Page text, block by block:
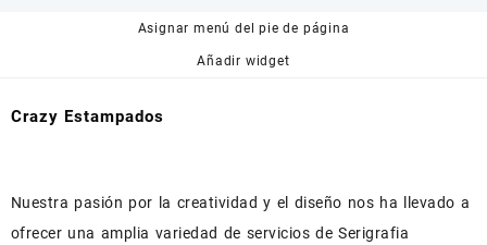
Asignar menú del pie de página
Añadir widget
Crazy Estampados
Nuestra pasión por la creatividad y el diseño nos ha llevado a
ofrecer una amplia variedad de servicios de Serigrafia